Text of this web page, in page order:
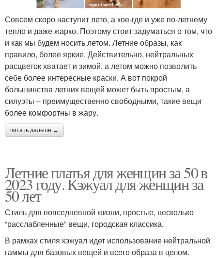
Совсем скоро наступит лето, а кое-где и уже по-летнему
тепло и даже жарко. Поэтому стоит задуматься о том, что
и как мы будем носить летом. Летние образы, как
правило, более яркие. Действительно, нейтральных
расцветок хватает и зимой, а летом можно позволить
себе более интересные краски. А вот покрой
большинства летних вещей может быть простым, а
силуэты – преимущественно свободными, такие вещи
более комфортны в жару.
читать дальше →
Летние платья для женщин за 50 в
2023 году. Кэжуал для женщин за
50 лет
Стиль для повседневной жизни, простые, несколько
“расслабленные” вещи, городская классика.
В рамках стиля кэжуал идет использование нейтральной
гаммы для базовых вещей и всего образа в целом.